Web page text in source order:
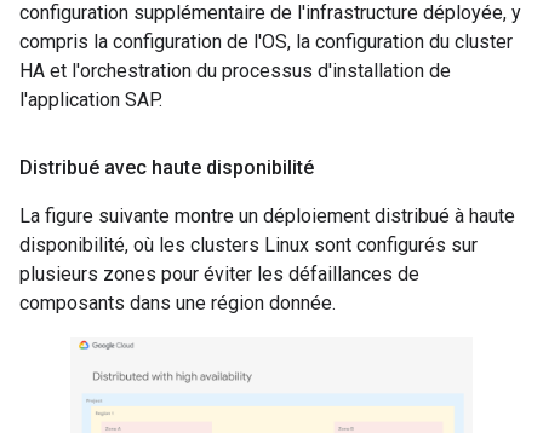
configuration supplémentaire de l'infrastructure déployée, y
compris la configuration de l'OS, la configuration du cluster
HA et l'orchestration du processus d'installation de
l'application SAP.
Distribué avec haute disponibilité
La figure suivante montre un déploiement distribué à haute
disponibilité, où les clusters Linux sont configurés sur
plusieurs zones pour éviter les défaillances de
composants dans une région donnée.